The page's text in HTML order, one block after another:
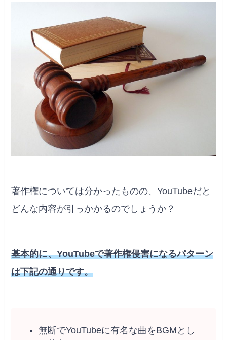
著作権については分かったものの、YouTubeだと
どんな内容が引っかかるのでしょうか？
基本的に、YouTubeで著作権侵害になるパターン
は下記の通りです。
無断でYouTubeに有名な曲をBGMとし